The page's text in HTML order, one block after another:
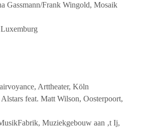
Gassmann/Frank Wingold, Mosaik
Arttheater, Köln
feat. Matt Wilson, Oosterpoort,
Muziekgebouw aan ‚t Ij,